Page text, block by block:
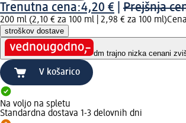
Trenutna cena:4,20 € Prejšnja
200 ml (2,10 € za 100 ml | 2,98 € za 100 ml)
stroškov dostave
dm trajno nizka cenani
V košarico
Na voljo na spletu
Standardna dostava 1-3 delovnih dni